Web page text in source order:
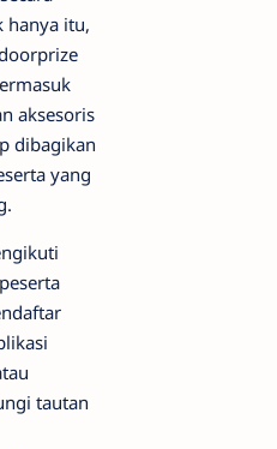
hanya itu,
aksesoris
dibagikan
yang
tautan